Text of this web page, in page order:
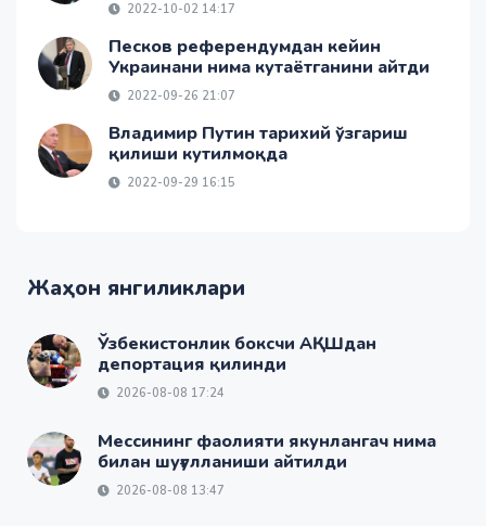
2022-10-02 14:17
Песков референдумдан кейин
Украинани нима кутаётганини айтди
2022-09-26 21:07
Владимир Путин тарихий ўзгариш
қилиши кутилмоқда
2022-09-29 16:15
Жаҳон янгиликлари
Ўзбекистонлик боксчи АҚШдан
депортация қилинди
2026-08-08 17:24
Мессининг фаолияти якунлангач нима
билан шуғулланиши айтилди
2026-08-08 13:47